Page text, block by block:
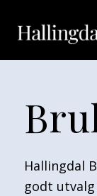
Hallingdal
godt